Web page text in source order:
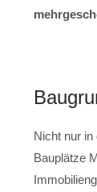
Nicht nur
Bauplätze